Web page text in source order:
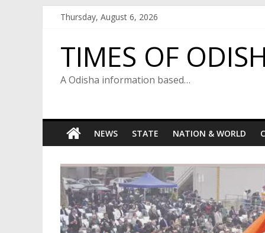
Thursday, August 6, 2026
TIMES OF
A Odisha information based…
NEWS STATE NATION & WORLD